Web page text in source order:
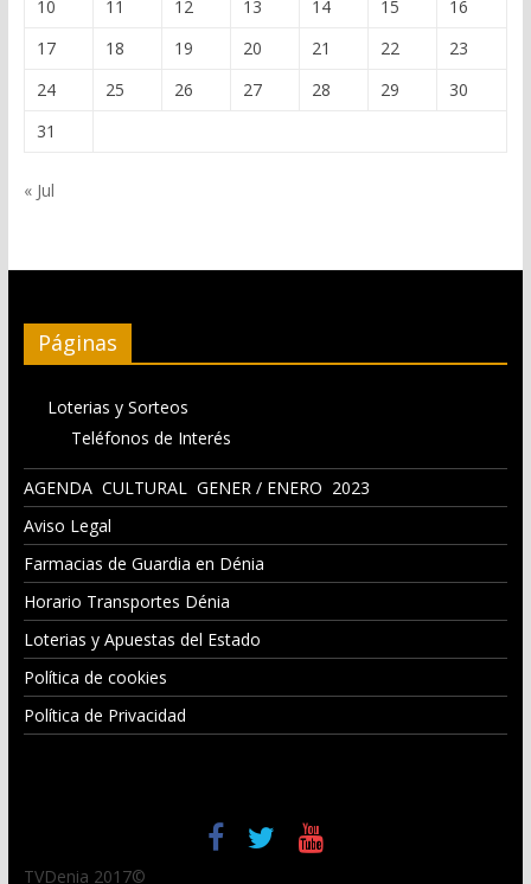
10
11 12 13 14 15
16
17
18 19 20 21 22
23
24
25 26 27 28 29
30
31
« Jul
Páginas
Loterias y Sorteos
Teléfonos de Interés
AGENDA CULTURAL GENER / ENERO 2023
Aviso Legal
Farmacias de Guardia en Dénia
Horario Transportes Dénia
Loterias y Apuestas del Estado
Política de cookies
Política de Privacidad
TVDenia 2017©